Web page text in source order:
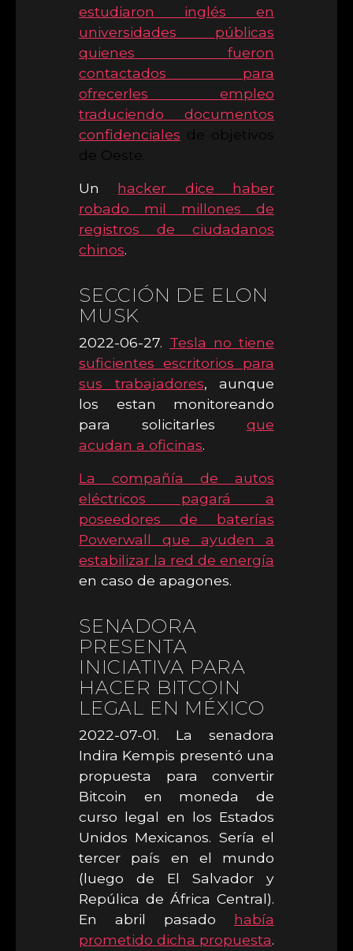
estudiaron inglés en
universidades públicas
quienes fueron
contactados para
ofrecerles empleo
traduciendo documentos
confidenciales de objetivos
de Oeste.
Un hacker dice haber
robado mil millones de
registros de ciudadanos
chinos.
SECCIÓN DE ELON
MUSK
2022-06-27. Tesla no tiene
suficientes escritorios para
sus trabajadores, aunque
los estan monitoreando
para solicitarles que
acudan a oficinas.
La compañía de autos
eléctricos pagará a
poseedores de baterías
Powerwall que ayuden a
estabilizar la red de energía
en caso de apagones.
SENADORA
PRESENTA
INICIATIVA PARA
HACER BITCOIN
LEGAL EN MÉXICO
2022-07-01. La senadora
Indira Kempis presentó una
propuesta para convertir
Bitcoin en moneda de
curso legal en los Estados
Unidos Mexicanos. Sería el
tercer país en el mundo
(luego de El Salvador y
Repúlica de África Central).
En abril pasado había
prometido dicha propuesta.